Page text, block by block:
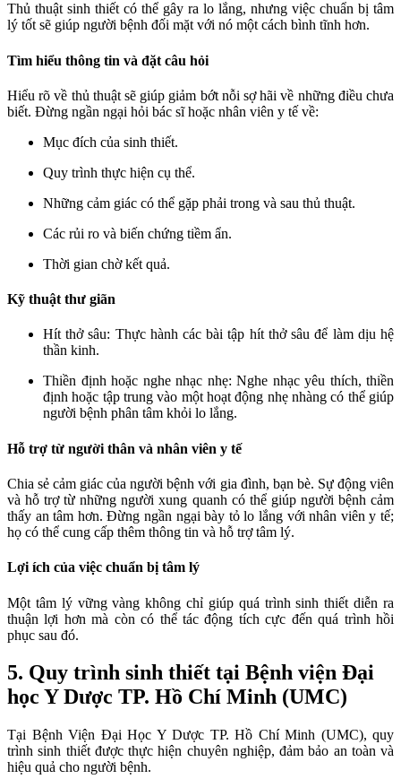
Thủ thuật sinh thiết có thể gây ra lo lắng, nhưng việc chuẩn bị tâm
lý tốt sẽ giúp người bệnh đối mặt với nó một cách bình tĩnh hơn.
Tìm hiểu thông tin và đặt câu hỏi
Hiểu rõ về thủ thuật sẽ giúp giảm bớt nỗi sợ hãi về những điều chưa
biết. Đừng ngần ngại hỏi bác sĩ hoặc nhân viên y tế về:
Mục đích của sinh thiết.
Quy trình thực hiện cụ thể.
Những cảm giác có thể gặp phải trong và sau thủ thuật.
Các rủi ro và biến chứng tiềm ẩn.
Thời gian chờ kết quả.
Kỹ thuật thư giãn
Hít thở sâu: Thực hành các bài tập hít thở sâu để làm dịu hệ
thần kinh.
Thiền định hoặc nghe nhạc nhẹ: Nghe nhạc yêu thích, thiền
định hoặc tập trung vào một hoạt động nhẹ nhàng có thể giúp
người bệnh phân tâm khỏi lo lắng.
Hỗ trợ từ người thân và nhân viên y tế
Chia sẻ cảm giác của người bệnh với gia đình, bạn bè. Sự động viên
và hỗ trợ từ những người xung quanh có thể giúp người bệnh cảm
thấy an tâm hơn. Đừng ngần ngại bày tỏ lo lắng với nhân viên y tế;
họ có thể cung cấp thêm thông tin và hỗ trợ tâm lý.
Lợi ích của việc chuẩn bị tâm lý
Một tâm lý vững vàng không chỉ giúp quá trình sinh thiết diễn ra
thuận lợi hơn mà còn có thể tác động tích cực đến quá trình hồi
phục sau đó.
5. Quy trình sinh thiết tại Bệnh viện Đại
học Y Dược TP. Hồ Chí Minh (UMC)
Tại Bệnh Viện Đại Học Y Dược TP. Hồ Chí Minh (UMC), quy
trình sinh thiết được thực hiện chuyên nghiệp, đảm bảo an toàn và
hiệu quả cho người bệnh.